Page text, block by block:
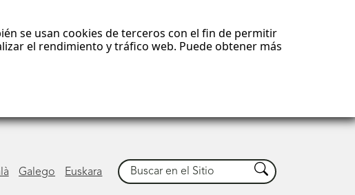
se usan cookies de terceros con el fin de permitir
el rendimiento y tráfico web. Puede obtener más
Galego Euskara
Buscar Buscar